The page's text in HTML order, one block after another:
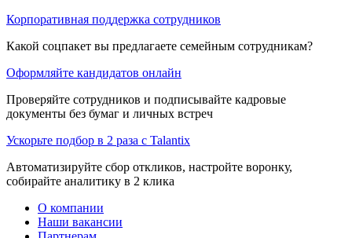
Корпоративная поддержка сотрудников
Какой соцпакет вы предлагаете семейным сотрудникам?
Оформляйте кандидатов онлайн
Проверяйте сотрудников и подписывайте кадровые
документы без бумаг и личных встреч
Ускорьте подбор в 2 раза с Talantix
Автоматизируйте сбор откликов, настройте воронку,
собирайте аналитику в 2 клика
О компании
Наши вакансии